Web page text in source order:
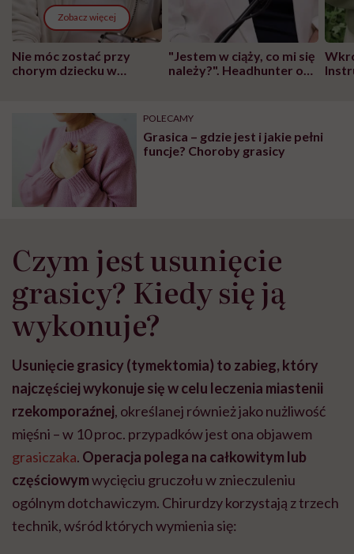
Zobacz więcej
Nie móc zostać przy
chorym dziecku w
może chyba tylko
głupota i brak
wyobraźni"
"Jestem w ciąży, co mi się
należy?". Headhunter o
pracy
POLECAMY
Grasica – gdzie jest i jakie pełni
funcje? Choroby grasicy
Czym jest usunięcie
grasicy? Kiedy się ją
wykonuje?
Usunięcie grasicy (tymektomia) to zabieg, który
najczęściej wykonuje się w celu leczenia miastenii
rzekomporaźnej, określanej również jako nużliwość
mięśni –w 10 proc. przypadków jest ona objawem
grasiczaka. Operacja polega na całkowitym lub
częściowymwycięciu gruczołu w znieczuleniu
ogólnym dotchawiczym. Chirurdzy korzystają z trzech
technik, wśród których wymienia się: